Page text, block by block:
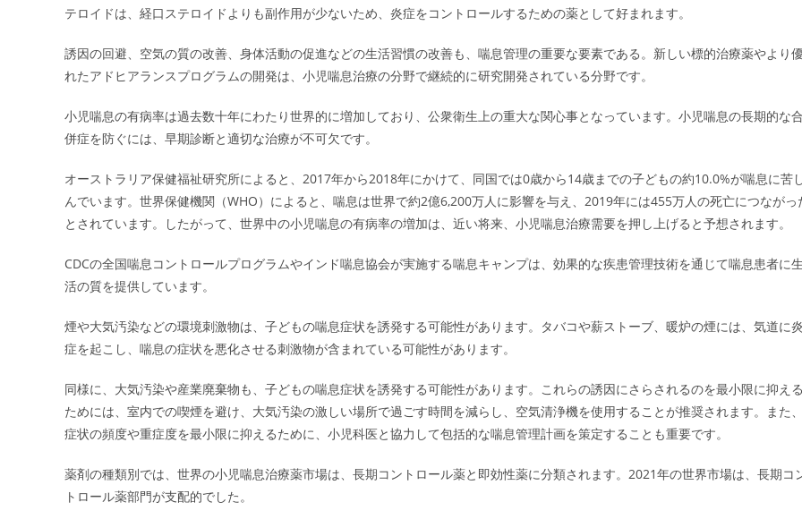
テロイドは、経口ステロイドよりも副作用が少ないため、炎症をコントロールするための薬として好まれます。
誘因の回避、空気の質の改善、身体活動の促進などの生活習慣の改善も、喘息管理の重要な要素である。新しい標的治療薬やより
れたアドヒアランスプログラムの開発は、小児喘息治療の分野で継続的に研究開発されている分野です。
小児喘息の有病率は過去数十年にわたり世界的に増加しており、公衆衛生上の重大な関心事となっています。小児喘息の長期的な合
併症を防ぐには、早期診断と適切な治療が不可欠です。
オーストラリア保健福祉研究所によると、2017年から2018年にかけて、同国では0歳から14歳までの子どもの約10.0%が喘息に苦
んでいます。世界保健機関（WHO）によると、喘息は世界で約2億6,200万人に影響を与え、2019年には455万人の死亡につながっ
とされています。したがって、世界中の小児喘息の有病率の増加は、近い将来、小児喘息治療需要を押し上げると予想されます。
CDCの全国喘息コントロールプログラムやインド喘息協会が実施する喘息キャンプは、効果的な疾患管理技術を通じて喘息患者に生
活の質を提供しています。
煙や大気汚染などの環境刺激物は、子どもの喘息症状を誘発する可能性があります。タバコや薪ストーブ、暖炉の煙には、気道に炎
症を起こし、喘息の症状を悪化させる刺激物が含まれている可能性があります。
同様に、大気汚染や産業廃棄物も、子どもの喘息症状を誘発する可能性があります。これらの誘因にさらされるのを最小限に抑える
ためには、室内での喫煙を避け、大気汚染の激しい場所で過ごす時間を減らし、空気清浄機を使用することが推奨されます。また、
症状の頻度や重症度を最小限に抑えるために、小児科医と協力して包括的な喘息管理計画を策定することも重要です。
薬剤の種類別では、世界の小児喘息治療薬市場は、長期コントロール薬と即効性薬に分類されます。2021年の世界市場は、長期コ
トロール薬部門が支配的でした。